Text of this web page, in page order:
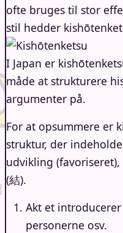
ofte bruges til stor
stil hedder
I Japan er
måde at strukturere
argumenter på.
For at opsummere er
struktur, der
udvikling
(結).
Akt et
personerne osv.